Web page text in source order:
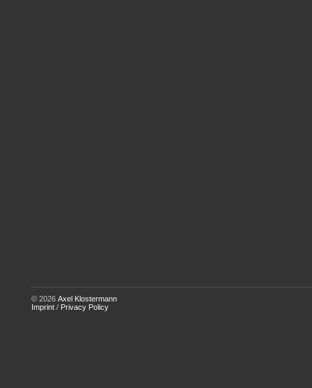
© 2026 Axel Klostermann
Imprint / Privacy Policy